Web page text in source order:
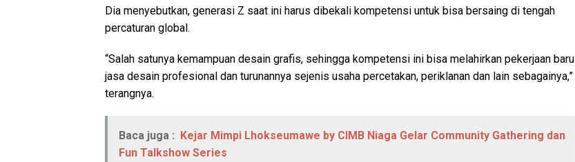
Dia menyebutkan, generasi Z saat ini harus dibekali kompetensi untuk bisa bersaing di tengah
percaturan global.
“Salah satunya kemampuan desain grafis, sehingga kompetensi ini bisa melahirkan pekerjaan baru
jasa desain profesional dan turunannya sejenis usaha percetakan, periklanan dan lain sebagainya,”
terangnya.
Baca juga : Kejar Mimpi Lhokseumawe by CIMB Niaga Gelar Community Gathering dan
Fun Talkshow Series